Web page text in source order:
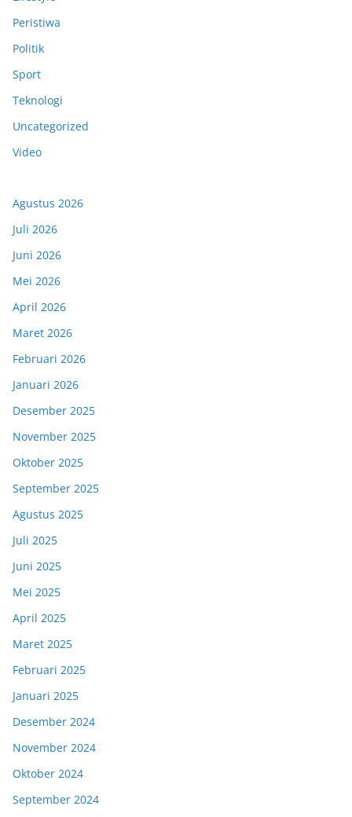
Peristiwa
Politik
Sport
Teknologi
Uncategorized
Video
Agustus 2026
Juli 2026
Juni 2026
Mei 2026
April 2026
Maret 2026
Februari 2026
Januari 2026
Desember 2025
November 2025
Oktober 2025
September 2025
Agustus 2025
Juli 2025
Juni 2025
Mei 2025
April 2025
Maret 2025
Februari 2025
Januari 2025
Desember 2024
November 2024
Oktober 2024
September 2024